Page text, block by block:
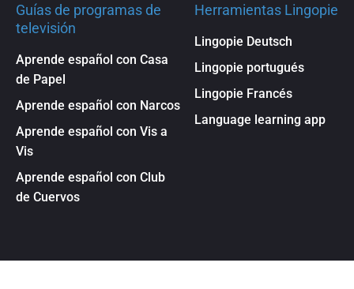
Guías de programas de
televisión
Aprende español con Casa
de Papel
Aprende español con Narcos
Aprende español con Vis a
Vis
Aprende español con Club
de Cuervos
Herramientas Lingopie
Lingopie Deutsch
Lingopie portugués
Lingopie Francés
Language learning app